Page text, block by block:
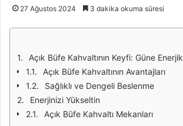
27 Ağustos 2024 3 dakika okuma süresi
Açık Büfe Kahvaltının Keyfi: Güne
Açık Büfe Kahvaltının Avantajları
Sağlıklı ve Dengeli Beslenme
Enerjinizi Yükseltin
Açık Büfe Kahvaltı Mekanları